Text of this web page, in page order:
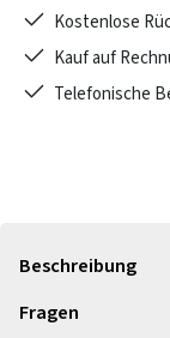
Kostenlose
Kauf auf
Telefonische
Beschreibung
Fragen